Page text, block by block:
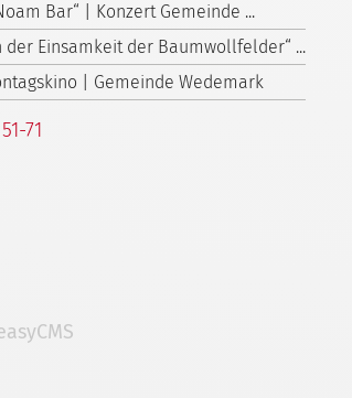
Bar“ | Konzert Gemeinde ...
der Einsamkeit der Baumwollfelder“ ...
| Gemeinde Wedemark
51-71